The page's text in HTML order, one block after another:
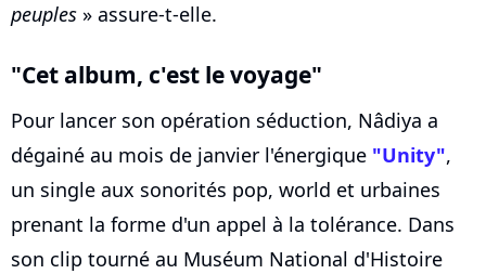
peuples » assure-t-elle.
"Cet album, c'est le voyage"
Pour lancer son opération séduction, Nâdiya a
dégainé au mois de janvier l'énergique "Unity",
un single aux sonorités pop, world et urbaines
prenant la forme d'un appel à la tolérance. Dans
son clip tourné au Muséum National d'Histoire